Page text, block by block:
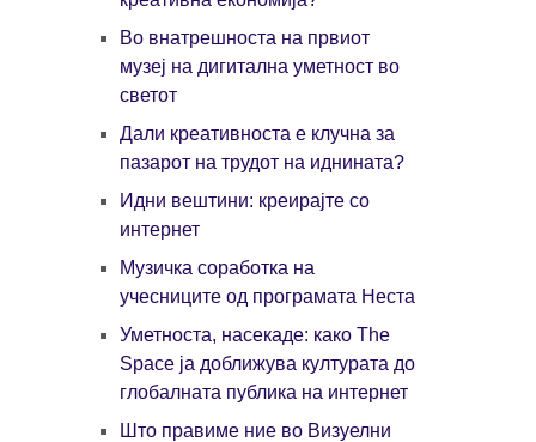
Во внатрешноста на првиот
музеј на дигитална уметност во
светот
Дали креативноста е клучна за
пазарот на трудот на иднината?
Идни вештини: креирајте со
интернет
Музичка соработка на
учесниците од програмата Неста
Уметноста, насекаде: како The
Space ја доближува културата до
глобалната публика на интернет
Што правиме ние во Визуелни